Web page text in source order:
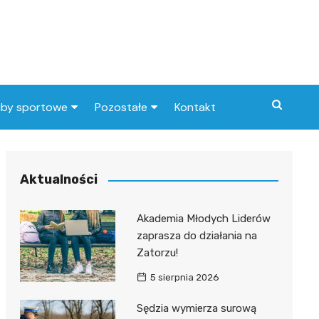
sportowe
piłkarski
Pozostałe Kontakt
Aktualności
Akademia Młodych Liderów
zaprasza do działania na
Zatorzu!
5 sierpnia 2026
Sędzia wymierza surową